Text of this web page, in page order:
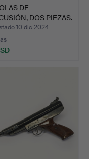
DE
DOS PIEZAS.
10 dic 2024